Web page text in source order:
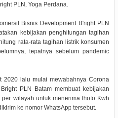
PLN, Yoga Perdana.
Bisnis Development B'right PLN
kebijakan penghitungan tagihan
rata-rata tagihan listrik konsumen
tepatnya sebelum pandemic
2020 lalu mulai mewabahnya Corona
PLN Batam membuat kebijakan
wilayah untuk menerima fhoto Kwh
ke nomor WhatsApp tersebut.